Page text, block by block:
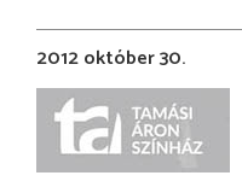
2012 október 30.